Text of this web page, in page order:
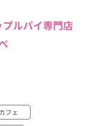
ルパイ専門店
フェ